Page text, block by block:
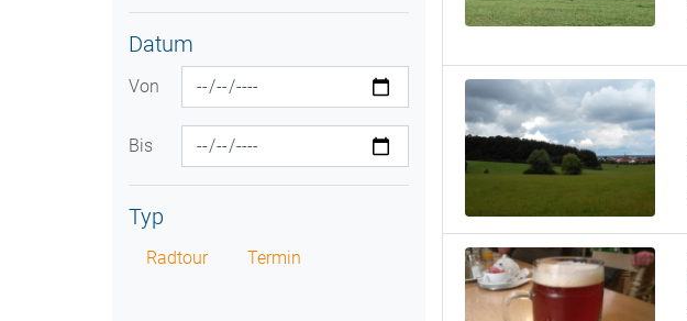
Datum
Von
Bis
Typ
Radtour Termin